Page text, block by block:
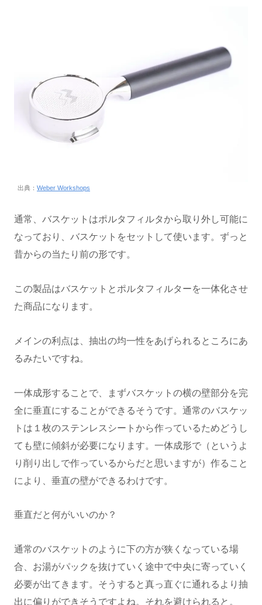
出典： Weber Workshops
通常、バスケットはポルタフィルタから取り外し可能に
なっており、バスケットをセットして使います。ずっと
昔からの当たり前の形です。
この製品はバスケットとポルタフィルターを一体化させ
た商品になります。
メインの利点は、抽出の均一性をあげられるところにあ
るみたいですね。
一体成形することで、まずバスケットの横の壁部分を完
全に垂直にすることができるそうです。通常のバスケッ
トは１枚のステンレスシートから作っているためどうし
ても壁に傾斜が必要になります。一体成形で（というよ
り削り出しで作っているからだと思いますが）作ること
により、垂直の壁ができるわけです。
垂直だと何がいいのか？
通常のバスケットのように下の方が狭くなっている場
合、お湯がパックを抜けていく途中で中央に寄っていく
必要が出てきます。そうすると真っ直ぐに通れるより抽
出に偏りができそうですよね。それを避けられると。